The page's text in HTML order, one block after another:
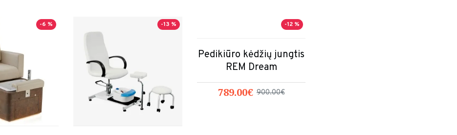
-6 % -13 % -12 %
Pedikiūro kėdžių jungtis
REM Dream
789.00€ 900.00€